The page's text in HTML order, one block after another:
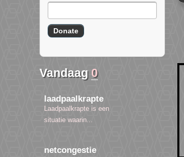
Vandaag 0
laadpaalkrapte
Laadpaalkrapte is een
situatie waarin...
netcongestie